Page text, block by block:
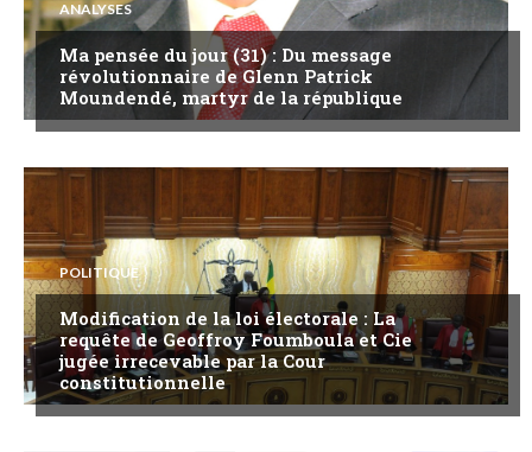
ANALYSES
Ma pensée du jour (31) : Du message
révolutionnaire de Glenn Patrick
Moundendé, martyr de la république
POLITIQUE
Modification de la loi électorale : La
requête de Geoffroy Foumboula et Cie
jugée irrecevable par la Cour
constitutionnelle